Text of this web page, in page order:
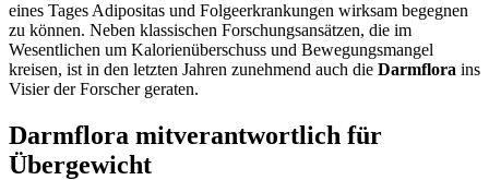
eines Tages Adipositas und Folgeerkrankungen wirksam begegnen
zu können. Neben klassischen Forschungsansätzen, die im
Wesentlichen um Kalorienüberschuss und Bewegungsmangel
kreisen, ist in den letzten Jahren zunehmend auch die Darmflora ins
Visier der Forscher geraten.
Darmflora mitverantwortlich für
Übergewicht